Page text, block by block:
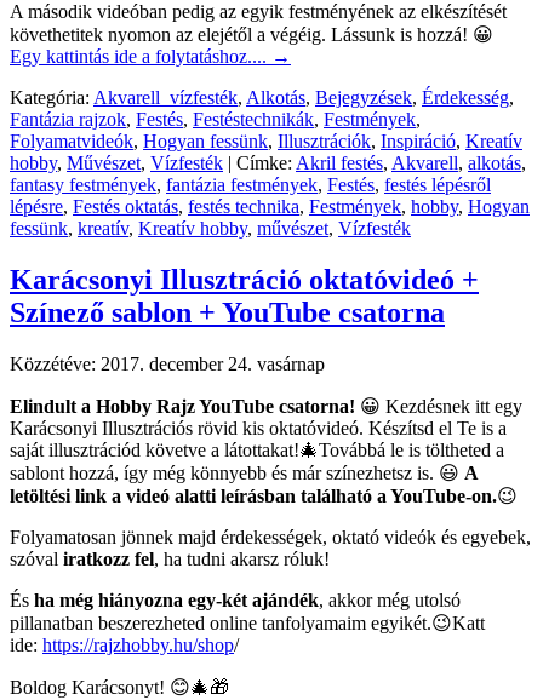
A második videóban pedig az egyik festményének az elkészítését
követhetitek nyomon az elejétől a végéig. Lássunk is hozzá! 😀
Egy kattintás ide a folytatáshoz.... →
Kategória: Akvarell_vízfesték, Alkotás, Bejegyzések, Érdekesség,
Fantázia rajzok, Festés, Festéstechnikák, Festmények,
Folyamatvideók, Hogyan fessünk, Illusztrációk, Inspiráció, Kreatív
hobby, Művészet, Vízfesték | Címke: Akril festés, Akvarell, alkotás,
fantasy festmények, fantázia festmények, Festés, festés lépésről
lépésre, Festés oktatás, festés technika, Festmények, hobby, Hogyan
fessünk, kreatív, Kreatív hobby, művészet, Vízfesték
Karácsonyi Illusztráció oktatóvideó +
Színező sablon + YouTube csatorna
Közzétéve: 2017. december 24. vasárnap
Elindult a Hobby Rajz YouTube csatorna! 😀 Kezdésnek itt egy
Karácsonyi Illusztrációs rövid kis oktatóvideó. Készítsd el Te is a
saját illusztrációd követve a látottakat!🎄Továbbá le is töltheted a
sablont hozzá, így még könnyebb és már színezhetsz is. 😃 A
letöltési link a videó alatti leírásban található a YouTube-on.😉
Folyamatosan jönnek majd érdekességek, oktató videók és egyebek,
szóval iratkozz fel, ha tudni akarsz róluk!
És ha még hiányozna egy-két ajándék, akkor még utolsó
pillanatban beszerezheted online tanfolyamaim egyikét.😉Katt
ide: https://rajzhobby.hu/shop/
Boldog Karácsonyt! 😊🎄🎁